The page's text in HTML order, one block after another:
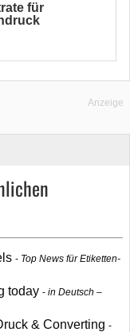
für
Anzeige
Top News für Etiketten-
today
in Deutsch –
& Converting